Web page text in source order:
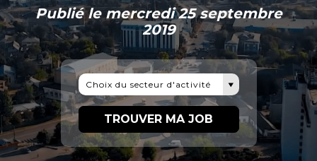
Publié le mercredi 25 septembre
2019
Choix du secteur d'activité
TROUVER MA JOB